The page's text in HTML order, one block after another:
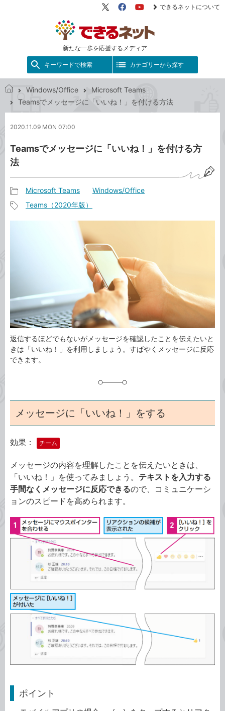
新たな一歩を応援するメディア
X（旧
FacebookYouTube
できるネットについて
キーワードで検索 カテゴリーから探す
で
ネ
ト
Windows/Office
Microsoft Teams
Teamsでメッセージに「いいね！」を付ける方法
2020.11.09 MON 07:00
Teamsでメッセージに「いいね！」を付ける方
法
事
カ
Microsoft Teams Windows/Office
Teams（2020年版）
返信するほどでもないがメッセージを確認したことを伝えたいと
きは「いいね！」を利用しましょう。すばやくメッセージに反応
できます。
メッセージに「いいね！」をする
効果： チーム
メッセージの内容を理解したことを伝えたいときは、
「いいね！」を使ってみましょう。 テキストを入力する
手間なくメッセージに反応できるので、コミュニケーシ
ョンのスピードを高められます。
ポイント